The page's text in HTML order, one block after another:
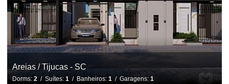
Areias / Tijucas - SC
Dorms: 2/ Suítes: 1 / Banheiros: 1 / Garagens: 1